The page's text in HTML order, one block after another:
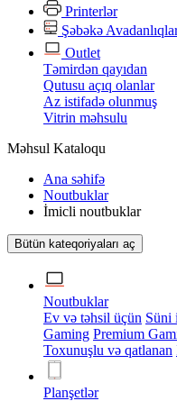
Printerlər
Şəbəkə
Outlet
Təmirdən qayıdan
Qutusu açıq olanlar
Az istifadə olunmuş
Vitrin məhsulu
Məhsul Kataloqu
Ana səhifə
Noutbuklar
İmicli noutbuklar
Bütün kateqoriyaları aç
Noutbuklar
Ev və təhsil üçün Süni
Gaming Premium
Toxunuşlu və qatlanan
Planşetlər